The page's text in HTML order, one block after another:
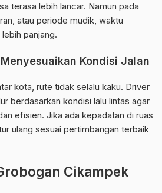
terasa lebih lancar. Namun pada
atau periode mudik, waktu
panjang.
Kondisi Jalan
kota, rute tidak selalu kaku. Driver
berdasarkan kondisi lalu lintas agar
efisien. Jika ada kepadatan di ruas
ulang sesuai pertimbangan terbaik
Cikampek